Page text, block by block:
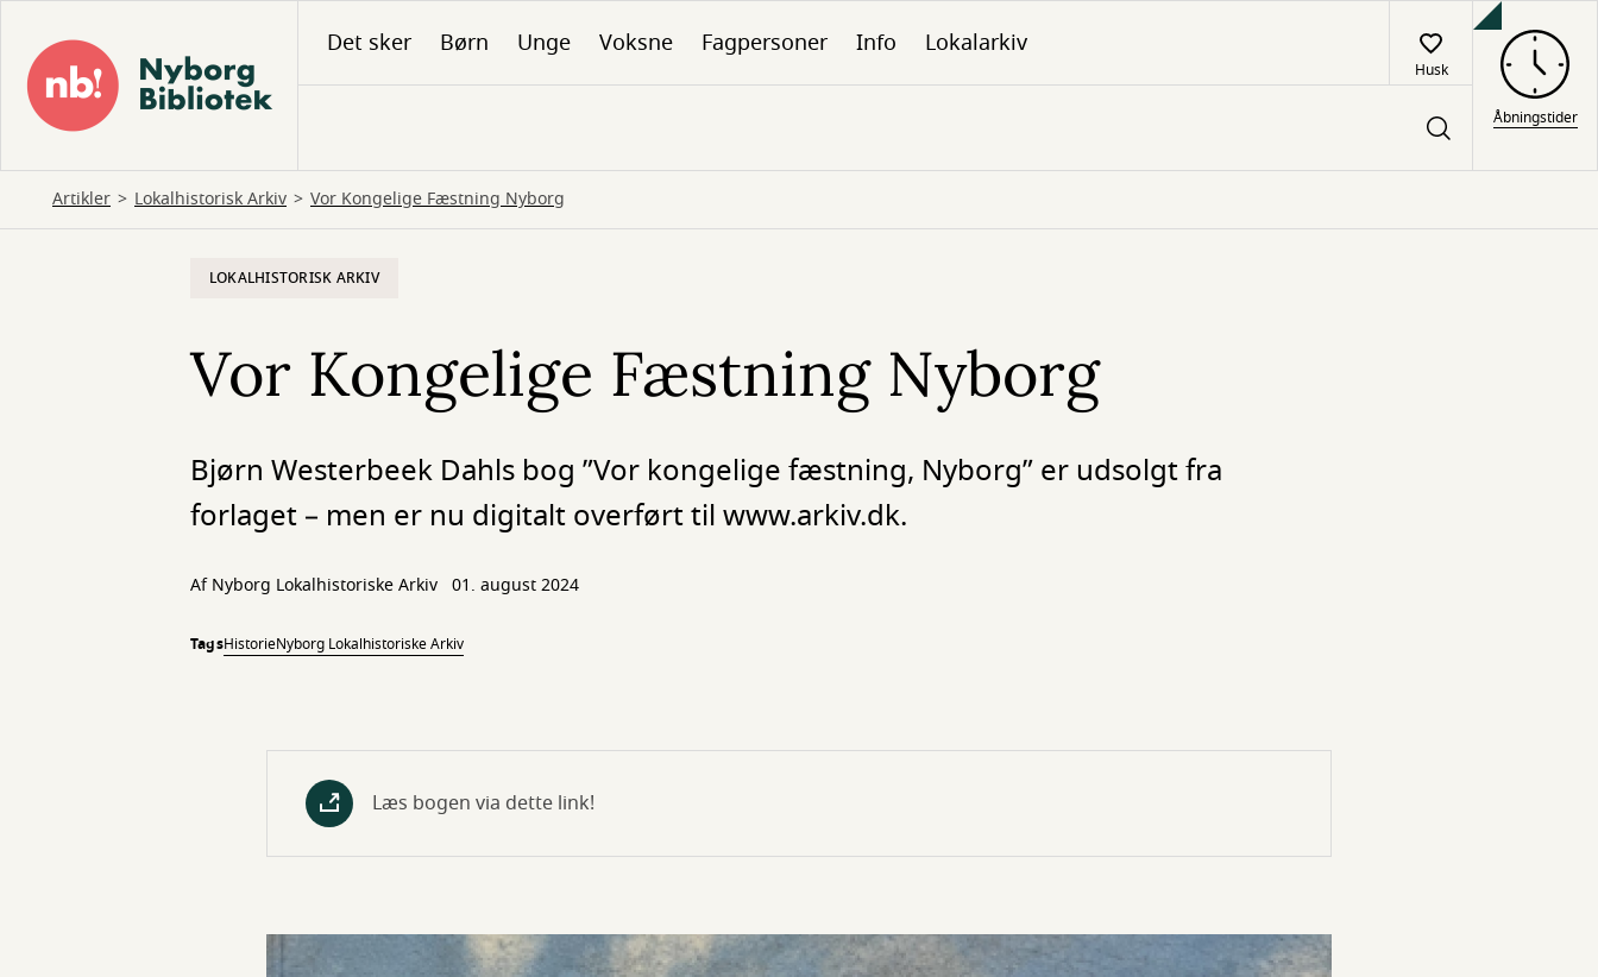
hovedindhold
Det sker Børn Unge Voksne Fagpersoner Info Lokalarkiv
Husk
Åbningstider
Artikler Lokalhistorisk Arkiv Vor Kongelige Fæstning Nyborg
LOKALHISTORISK ARKIV
Vor Kongelige Fæstning Nyborg
Bjørn Westerbeek Dahls bog ”Vor kongelige fæstning, Nyborg” er udsolgt fra
forlaget – men er nu digitalt overført til www.arkiv.dk.
Af Nyborg Lokalhistoriske Arkiv 01. august 2024
TagsHistorieNyborg Lokalhistoriske Arkiv
Læs bogen via dette link!